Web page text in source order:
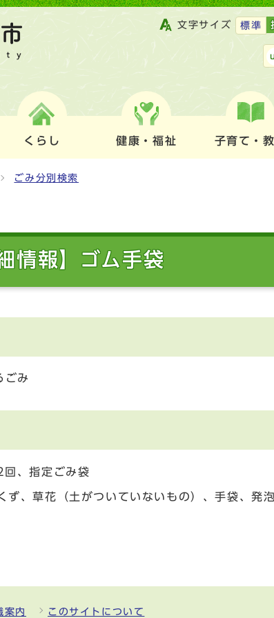
文字サイズ 標準
くらし 健康・福祉 子育て・
ごみ分別検索
情報】ゴム手袋
ごみ
、指定ごみ袋
ず、草花（土がついていないもの）、手袋、
案内 このサイトについて